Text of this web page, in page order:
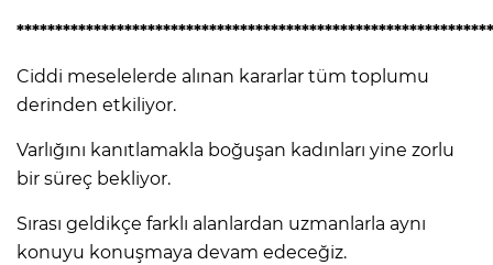
Ciddi meselelerde alınan kararlar tüm toplumu
derinden etkiliyor.
Varlığını kanıtlamakla boğuşan kadınları yine zorlu
bir süreç bekliyor.
Sırası geldikçe farklı alanlardan uzmanlarla aynı
konuyu konuşmaya devam edeceğiz.